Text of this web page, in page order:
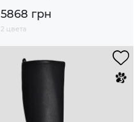
5868 грн
2 цвета